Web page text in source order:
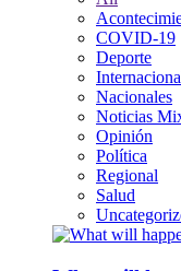
COVID-19
Deporte
Nacionales
Noticias
Opinión
Política
Regional
Salud